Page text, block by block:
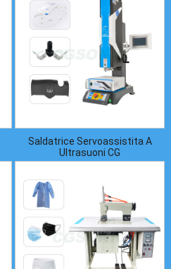
Saldatrice Servoassistita A
Ultrasuoni CG